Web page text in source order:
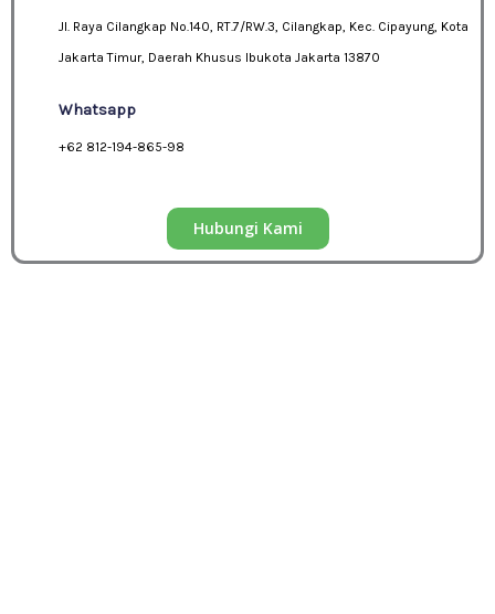
Jl. Raya Cilangkap No.140, RT.7/RW.3, Cilangkap, Kec. Cipayung, Kota
Jakarta Timur, Daerah Khusus Ibukota Jakarta 13870
Whatsapp
+62 812-194-865-98
Hubungi Kami